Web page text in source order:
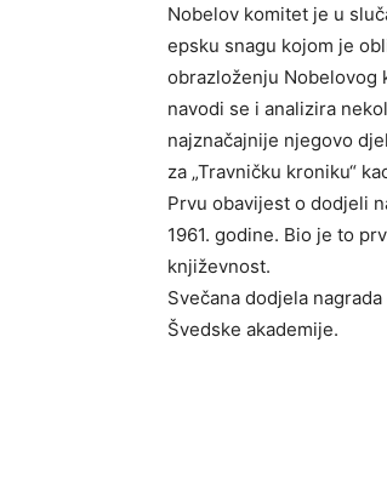
Nobelov komitet je u
epsku snagu kojom je
obrazloženju Nobelovog
navodi se i analizira
najznačajnije njegovo
za „Travničku kroniku“
Prvu obavijest o dodjeli
1961. godine. Bio je to
književnost.
Svečana dodjela
Švedske akademije.